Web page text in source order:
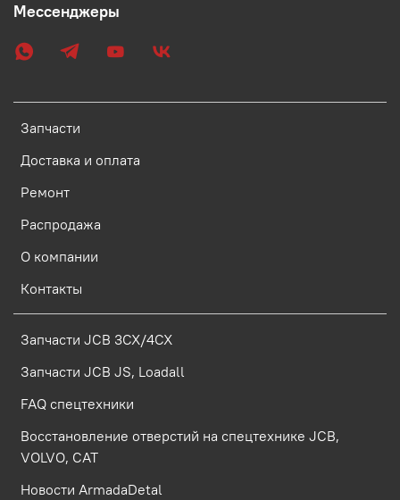
Запчасти
Доставка и оплата
Ремонт
Распродажа
О компании
Контакты
Запчасти JCB 3CX/4CX
Запчасти JCB JS, Loadall
FAQ спецтехники
Восстановление отверстий на спецтехнике JCB,
VOLVO, CAT
Новости ArmadaDetal
Мессенджеры